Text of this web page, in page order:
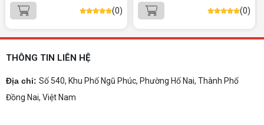
Cách tính công suất nguồn PC giúp bạn chọn PSU
phù hợp, đảm bảo hệ thống vận hành ổn định và
tối ưu chi phí. Xem ngay hướng dẫn tại đây
khi build: socket CPU mainboard, chuẩn RAM,
nguồn cho VGA và kích thước case. Có checklist
(0) (0)
THÔNG TIN LIÊN HỆ
Địa chỉ: Số 540, Khu Phố Ngũ Phúc, Phường Hố Nai, Thành Phố
Đồng Nai, Việt Nam